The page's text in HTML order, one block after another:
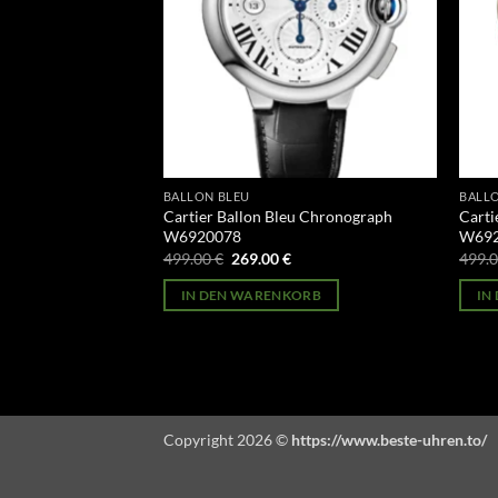
BALLON BLEU
Cartier Ballon Bleu Chronograph
W6920078
499.00€ Ursprünglicher
war:
499.00 €
269.00€Aktueller
ist:
269.00 €.
IN DEN WARENKORB IN
Copyright 2026 © https://www.beste-uhren.to/